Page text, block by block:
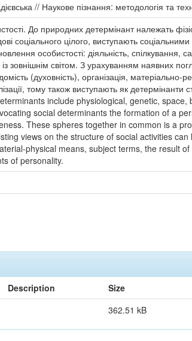
// Наукове пізнання: методологія та
До природних детермінант належать
соціального цілого, виступають
особистості: діяльність,
зовнішнім світом. З урахуванням наявних
(духовність), організація,
тому також виступають як
include physiological, genetic,
social determinants the formation of a
These spheres together in common is a
views on the structure of social activities
physical means, subject terms, the result
of personality.
Description Size
362.51 kB